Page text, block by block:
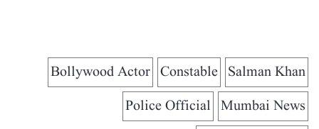
Salman Khan
Constable
Bollywood Actor
Mumbai News
Police Official